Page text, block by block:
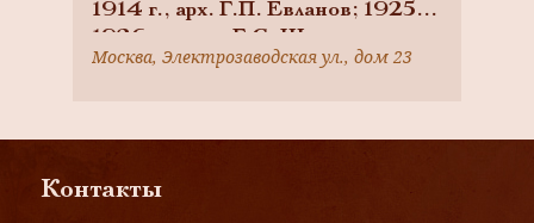
1914 г., арх. Г.П. Евланов; 1925-
1926 гг., арх. Г.С. Шиханов,
ансамбль фабрики Товарищества
Москва, Электрозаводская ул., дом 23
Контакты